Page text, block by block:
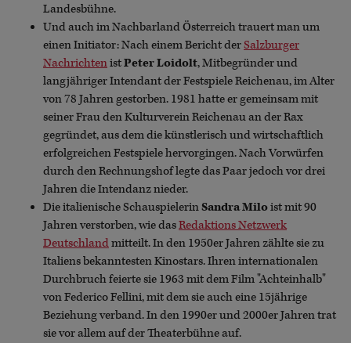
Landesbühne.
Und auch im Nachbarland Österreich trauert man um
einen Initiator: Nach einem Bericht derSalzburger
NachrichtenistPeter Loidolt, Mitbegründer und
langjähriger Intendant der Festspiele Reichenau, im Alter
von 78 Jahren gestorben. 1981 hatte er gemeinsam mit
seiner Frau den Kulturverein Reichenau an der Rax
gegründet, aus dem die künstlerisch und wirtschaftlich
erfolgreichen Festspiele hervorgingen. Nach Vorwürfen
durch den Rechnungshof legte das Paar jedoch vor drei
Jahren die Intendanz nieder.
Die italienische SchauspielerinSandra Miloist mit 90
Jahren verstorben, wie dasRedaktions Netzwerk
Deutschlandmitteilt. In den 1950er Jahren zählte sie zu
Italiens bekanntesten Kinostars. Ihren internationalen
Durchbruch feierte sie 1963 mit dem Film "Achteinhalb"
von Federico Fellini, mit dem sie auch eine 15jährige
Beziehung verband. In den 1990er und 2000er Jahren trat
sie vor allem auf der Theaterbühne auf.